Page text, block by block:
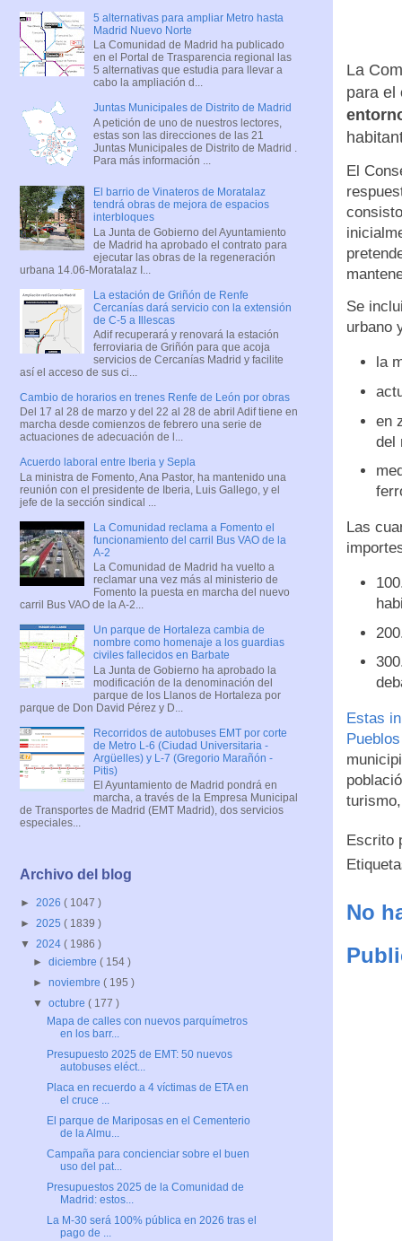
La
para el
El
Se
urbano
la
en
del
Las
Estas
Escrito
No
5 alternativas para ampliar Metro hasta
Madrid Nuevo Norte
La Comunidad de Madrid ha publicado
en el Portal de Trasparencia regional las
5 alternativas que estudia para llevar a
cabo la ampliación d...
Juntas Municipales de Distrito de Madrid
A petición de uno de nuestros lectores,
estas son las direcciones de las 21
Juntas Municipales de Distrito de Madrid .
Para más información ...
El barrio de Vinateros de Moratalaz
tendrá obras de mejora de espacios
interbloques
La Junta de Gobierno del Ayuntamiento
de Madrid ha aprobado el contrato para
ejecutar las obras de la regeneración
urbana 14.06-Moratalaz I...
La estación de Griñón de Renfe
Cercanías dará servicio con la extensión
de C-5 a Illescas
Adif recuperará y renovará la estación
ferroviaria de Griñón para que acoja
servicios de Cercanías Madrid y facilite
así el acceso de sus ci...
Cambio de horarios en trenes Renfe de León por obras
Del 17 al 28 de marzo y del 22 al 28 de abril Adif tiene en
marcha desde comienzos de febrero una serie de
actuaciones de adecuación de l...
Acuerdo laboral entre Iberia y Sepla
La ministra de Fomento, Ana Pastor, ha mantenido una
reunión con el presidente de Iberia, Luis Gallego, y el
jefe de la sección sindical ...
La Comunidad reclama a Fomento el
funcionamiento del carril Bus VAO de la
A-2
La Comunidad de Madrid ha vuelto a
reclamar una vez más al ministerio de
Fomento la puesta en marcha del nuevo
carril Bus VAO de la A-2...
Un parque de Hortaleza cambia de
nombre como homenaje a los guardias
civiles fallecidos en Barbate
La Junta de Gobierno ha aprobado la
modificación de la denominación del
parque de los Llanos de Hortaleza por
parque de Don David Pérez y D...
Recorridos de autobuses EMT por corte
de Metro L-6 (Ciudad Universitaria -
Argüelles) y L-7 (Gregorio Marañón -
Pitis)
El Ayuntamiento de Madrid pondrá en
marcha, a través de la Empresa Municipal
de Transportes de Madrid (EMT Madrid), dos servicios
especiales...
Archivo del blog
► 2026 ( 1047 )
► 2025 ( 1839 )
▼ 2024 ( 1986 )
►diciembre( 154 )
►noviembre( 195 )
▼octubre( 177 )
Mapa de calles con nuevos parquímetros
en los barr...
Presupuesto 2025 de EMT: 50 nuevos
autobuses eléct...
Placa en recuerdo a 4 víctimas de ETA en
el cruce ...
El parque de Mariposas en el Cementerio
de la Almu...
Campaña para concienciar sobre el buen
uso del pat...
Presupuestos 2025 de la Comunidad de
Madrid: estos...
La M-30 será 100% pública en 2026 tras el
pago de ...